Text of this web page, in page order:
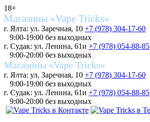
18+
Магазины «Vape Tricks»
г. Ялта: ул. Заречная, 10 +7 (978) 304-17-60
9:00-19:00 без выходных
г. Судак: ул. Ленина, 61и +7 (978) 054-88-85
9:00-20:00 без выходных
Магазины «Vape Tricks»
г. Ялта: ул. Заречная, 10 +7 (978) 304-17-60
9:00-19:00 без выходных
г. Судак: ул. Ленина, 61и +7 (978) 054-88-85
9:00-20:00 без выходных